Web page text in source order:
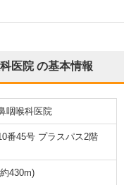
医院の基本情報
咽喉科医院
番45号 プラスパス2階
430m)